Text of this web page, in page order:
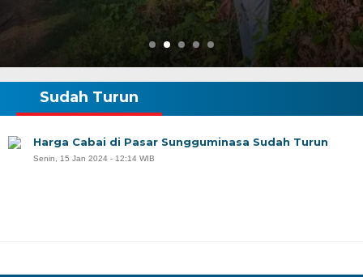
Sudah Turun
Harga Cabai di Pasar Sungguminasa Sudah Turun
Senin, 15 Jan 2024 - 12:14 WIB